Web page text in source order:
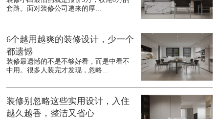
套路。面对装修公司递来的厚...
6个越用越爽的装修设计，少一个
都遗憾
装修最遗憾的不是不够好看，而是中看不
中用。很多人装完才发现，忽略...
装修别忽略这些实用设计，入住
越久越香，整洁又省心